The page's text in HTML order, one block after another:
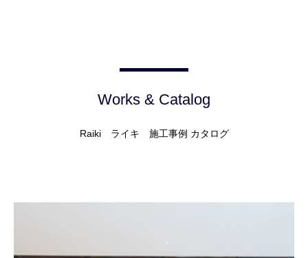
Works & Catalog
Raiki ライキ 施工事例 カタログ